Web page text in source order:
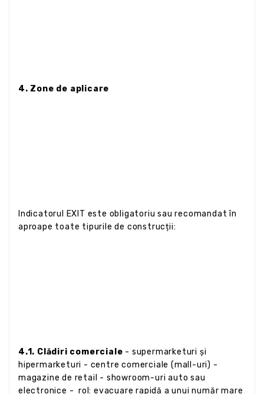
4. Zone de aplicare
Indicatorul EXIT este obligatoriu sau recomandat în
aproape toate tipurile de construcții:
4.1. Clădiri comerciale - supermarketuri și
hipermarketuri - centre comerciale (mall-uri) -
magazine de retail - showroom-uri auto sau
electronice - rol: evacuare rapidă a unui număr mare